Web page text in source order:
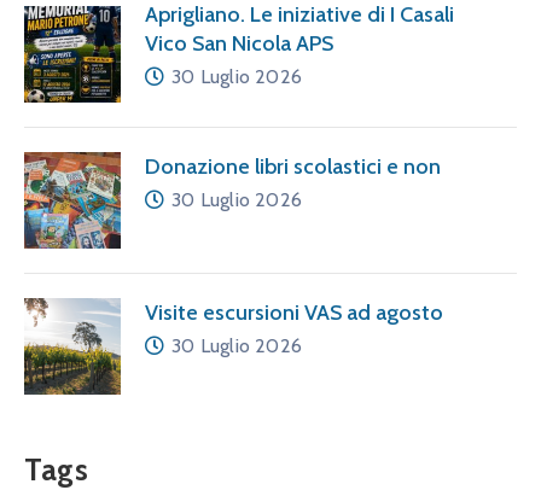
Aprigliano. Le iniziative di I Casali
Vico San Nicola APS
30 Luglio 2026
Donazione libri scolastici e non
30 Luglio 2026
Visite escursioni VAS ad agosto
30 Luglio 2026
Tags